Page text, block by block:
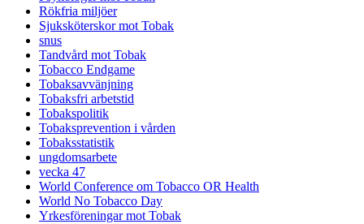
Rökfria miljöer
Sjuksköterskor mot Tobak
snus
Tandvård mot Tobak
Tobacco Endgame
Tobaksavvänjning
Tobaksfri arbetstid
Tobakspolitik
Tobaksprevention i vården
Tobaksstatistik
ungdomsarbete
vecka 47
World Conference om Tobacco OR Health
World No Tobacco Day
Yrkesföreningar mot Tobak